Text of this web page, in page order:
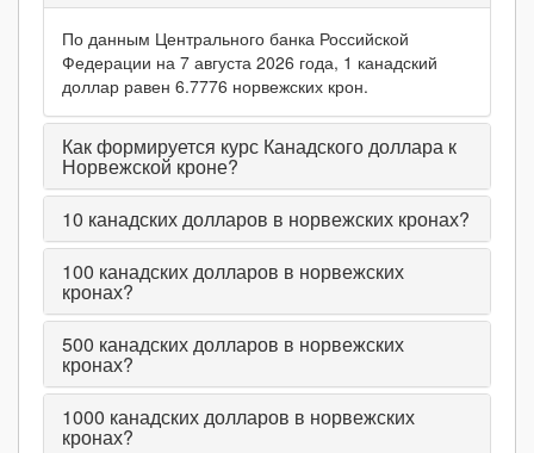
По данным Центрального банка Российской
Федерации на 7 августа 2026 года, 1 канадский
доллар равен 6.7776 норвежских крон.
Как формируется курс Канадского доллара к
Норвежской кроне?
10 канадских долларов в норвежских кронах?
100 канадских долларов в норвежских
кронах?
500 канадских долларов в норвежских
кронах?
1000 канадских долларов в норвежских
кронах?